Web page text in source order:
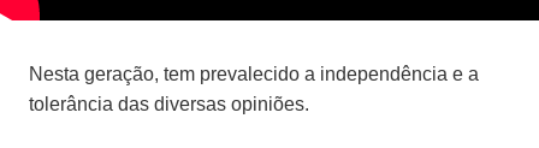
Nesta geração, tem prevalecido a independência e a
tolerância das diversas opiniões.